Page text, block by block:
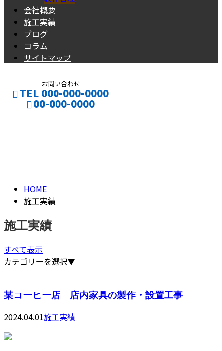
会社概要
施工実績
ブログ
コラム
サイトマップ
お問い合わせ
TEL 000-000-0000
00-000-0000
HOME
施工実績
施工実績
すべて表示
カテゴリーを選択▼
某コーヒー店 店内家具の製作・設置工事
2024.04.01施工実績